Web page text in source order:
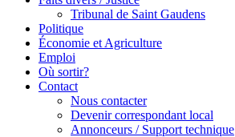
Tribunal de Saint Gaudens
Politique
Économie et Agriculture
Emploi
Où sortir?
Contact
Nous contacter
Devenir correspondant local
Annonceurs / Support technique